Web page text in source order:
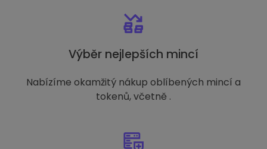
Výběr nejlepších mincí
Nabízíme okamžitý nákup oblíbených mincí a
tokenů, včetně .